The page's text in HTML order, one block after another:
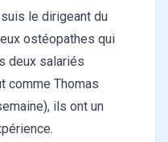
le dirigeant du
ostéopathes qui
deux salariés
comme Thomas
ils ont un